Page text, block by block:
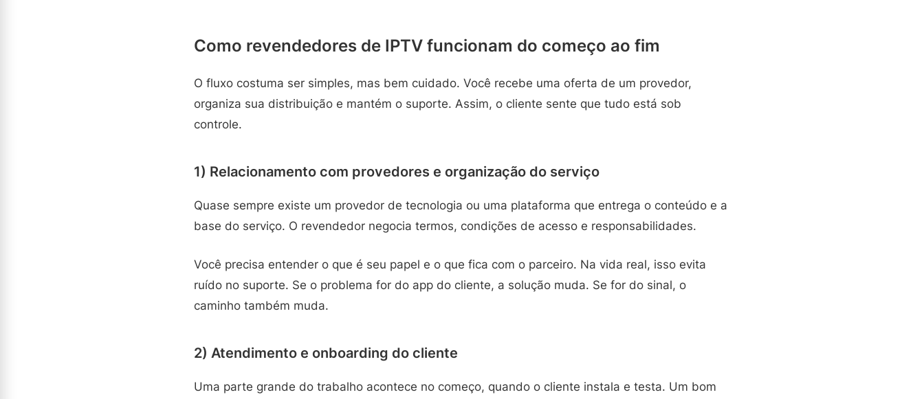
Como revendedores de IPTV funcionam do começo ao fim
O fluxo costuma ser simples, mas bem cuidado. Você recebe uma oferta de um provedor,
organiza sua distribuição e mantém o suporte. Assim, o cliente sente que tudo está sob
controle.
1) Relacionamento com provedores e organização do serviço
Quase sempre existe um provedor de tecnologia ou uma plataforma que entrega o conteúdo e a
base do serviço. O revendedor negocia termos, condições de acesso e responsabilidades.
Você precisa entender o que é seu papel e o que fica com o parceiro. Na vida real, isso evita
ruído no suporte. Se o problema for do app do cliente, a solução muda. Se for do sinal, o
caminho também muda.
2) Atendimento e onboarding do cliente
Uma parte grande do trabalho acontece no começo, quando o cliente instala e testa. Um bom